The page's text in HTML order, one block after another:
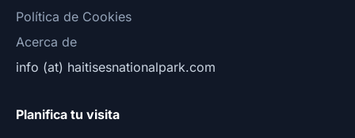
Política de Cookies
Acerca de
info (at) haitisesnationalpark.com
Planifica tu visita